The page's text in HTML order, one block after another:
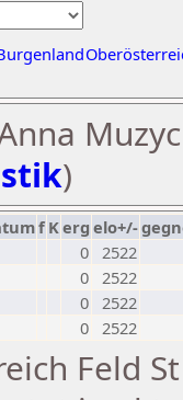
)
f Kerg elo+/-
0 2522
0 2522
0 2522
0 2522
Feld